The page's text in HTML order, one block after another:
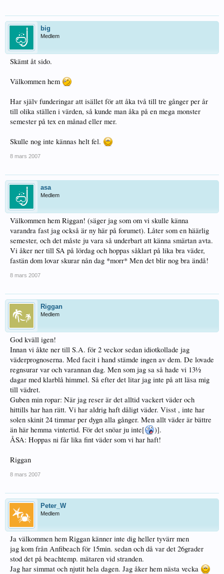
big
Medlem
Skämt åt sido.
Välkommen hem
Har själv funderingar att isället för att åka två till tre gånger per år
till olika ställen i värden, så kunde man åka på en mega monster
semester på tex en månad eller mer.
Skulle nog inte kännas helt fel.
8 mars 2007
asa
Medlem
Välkommen hem Riggan! (säger jag som om vi skulle känna
varandra fast jag också är ny här på forumet). Låter som en häärlig
semester, och det måste ju vara så underbart att känna smärtan avta.
Vi åker ner till SA på lördag och hoppas såklart på lika bra väder,
fastän dom lovar skurar nån dag *morr* Men det blir nog bra ändå!
8 mars 2007
Riggan
Medlem
God kväll igen!
Innan vi åkte ner till S.A. för 2 veckor sedan idiotkollade jag
väderprognoserna. Med facit i hand stämde ingen av dem. De lovade
regnsurar var och varannan dag. Men som jag sa så hade vi 13½
dagar med klarblå himmel. Så efter det litar jag inte på att läsa mig
till vädret.
Guben min ropar: När jag reser är det alltid vackert väder och
hittills har han rätt. Vi har aldrig haft dåligt väder. Visst , inte har
solen skinit 24 timmar per dygn alla gånger. Men allt väder är bättre
än här hemma vintertid. För det snöar ju inte[
)].
ÅSA: Hoppas ni får lika fint väder som vi har haft!
Riggan
8 mars 2007
Peter_W
Medlem
Ja välkommen hem Riggan känner inte dig heller tyvärr men
jag kom från Anfibeach för 15min. sedan och då var det 26grader
stod det på beachtemp. mätaren vid stranden.
Jag har simmat och njutit hela dagen. Jag åker hem nästa vecka